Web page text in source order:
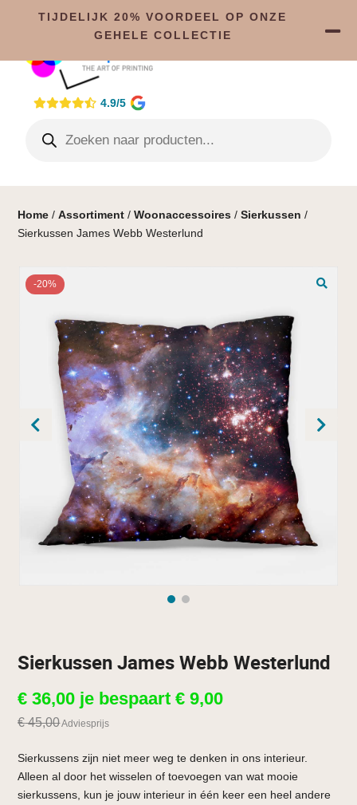
4.9/5
Home /Assortiment /Woonaccessoires /Sierkussen /
Sierkussen James Webb Westerlund
-20%
Sierkussen James Webb Westerlund
€ 36,00 je bespaart€ 9,00
€45,00Adviesprijs
Sierkussens zijn niet meer weg te denken in ons interieur.
Alleen al door het wisselen of toevoegen van wat mooie
sierkussens, kun je jouw interieur in één keer een heel andere
TIJDELIJK 20% VOORDEEL OP ONZE
GEHELE COLLECTIE